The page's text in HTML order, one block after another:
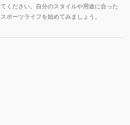
ください。自分のスタイルや用途に合った
ポーツライフを始めてみましょう。